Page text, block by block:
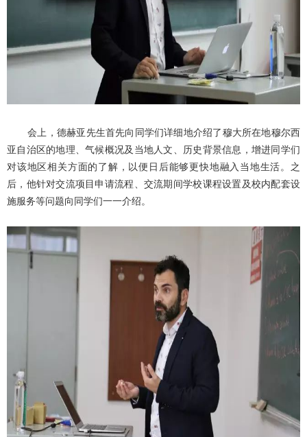
会上，德赫亚先生首先向同学们详细地介绍了穆大所在地穆尔西
亚自治区的地理、气候概况及当地人文、历史背景信息，增进同学们
对该地区相关方面的了解，以便日后能够更快地融入当地生活。之
后，他针对交流项目申请流程、交流期间学校课程设置及校内配套设
施服务等问题向同学们一一介绍。